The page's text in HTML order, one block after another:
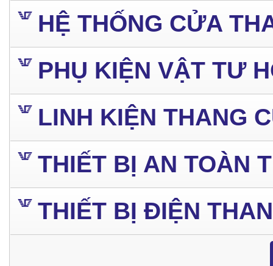
HỆ THỐNG CỬA
PHỤ KIỆN VẬT TƯ
LINH KIỆN THANG
THIẾT BỊ AN TOÀN
THIẾT BỊ ĐIỆN